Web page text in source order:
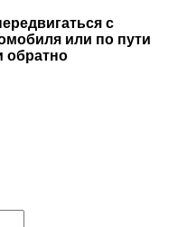
с
или по пути
обратно